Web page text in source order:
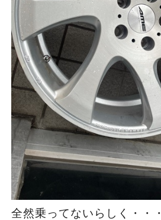
全然乗ってないらしく・・・